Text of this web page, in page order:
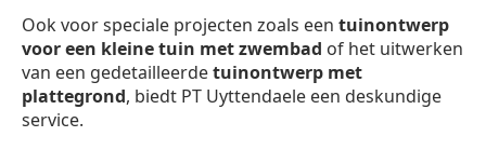
Ook voor speciale projecten zoals een tuinontwerp
voor een kleine tuin met zwembad of het uitwerken
van een gedetailleerdetuinontwerp met
plattegrond, biedt PT Uyttendaele een deskundige
service.